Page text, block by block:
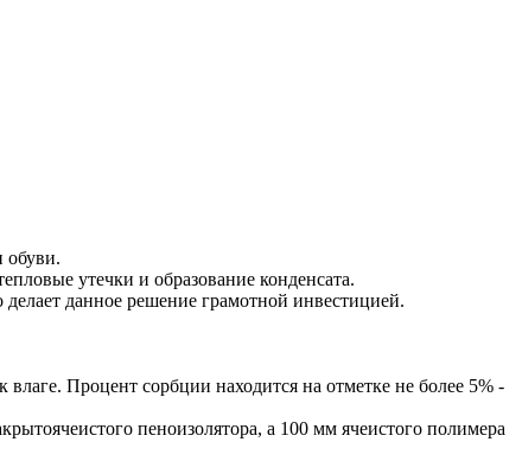
обуви.
утечки и образование конденсата.
данное решение грамотной инвестицией.
Процент сорбции находится на отметке не более 5% -
пеноизолятора, а 100 мм ячеистого полимера